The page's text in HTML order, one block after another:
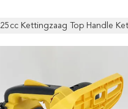
25cc Kettingzaag Top Handle